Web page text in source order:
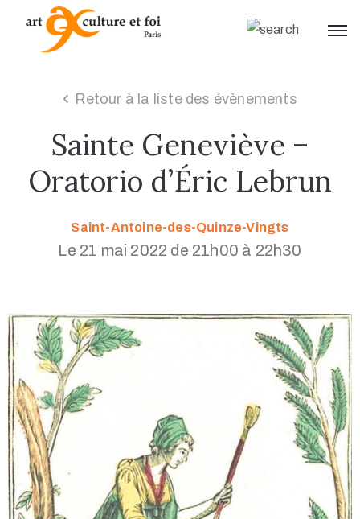
Retour à la liste des évènements
Sainte Geneviève –
Oratorio d’Éric Lebrun
Saint-Antoine-des-Quinze-Vingts
Le 21 mai 2022 de 21h00 à 22h30